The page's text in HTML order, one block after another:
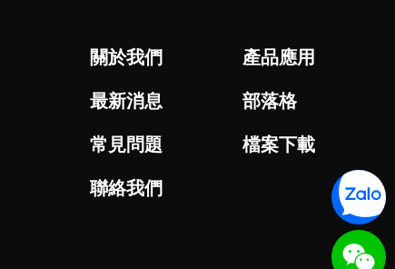
關於我們
產品應用
最新消息
部落格
常見問題
檔案下載
聯絡我們